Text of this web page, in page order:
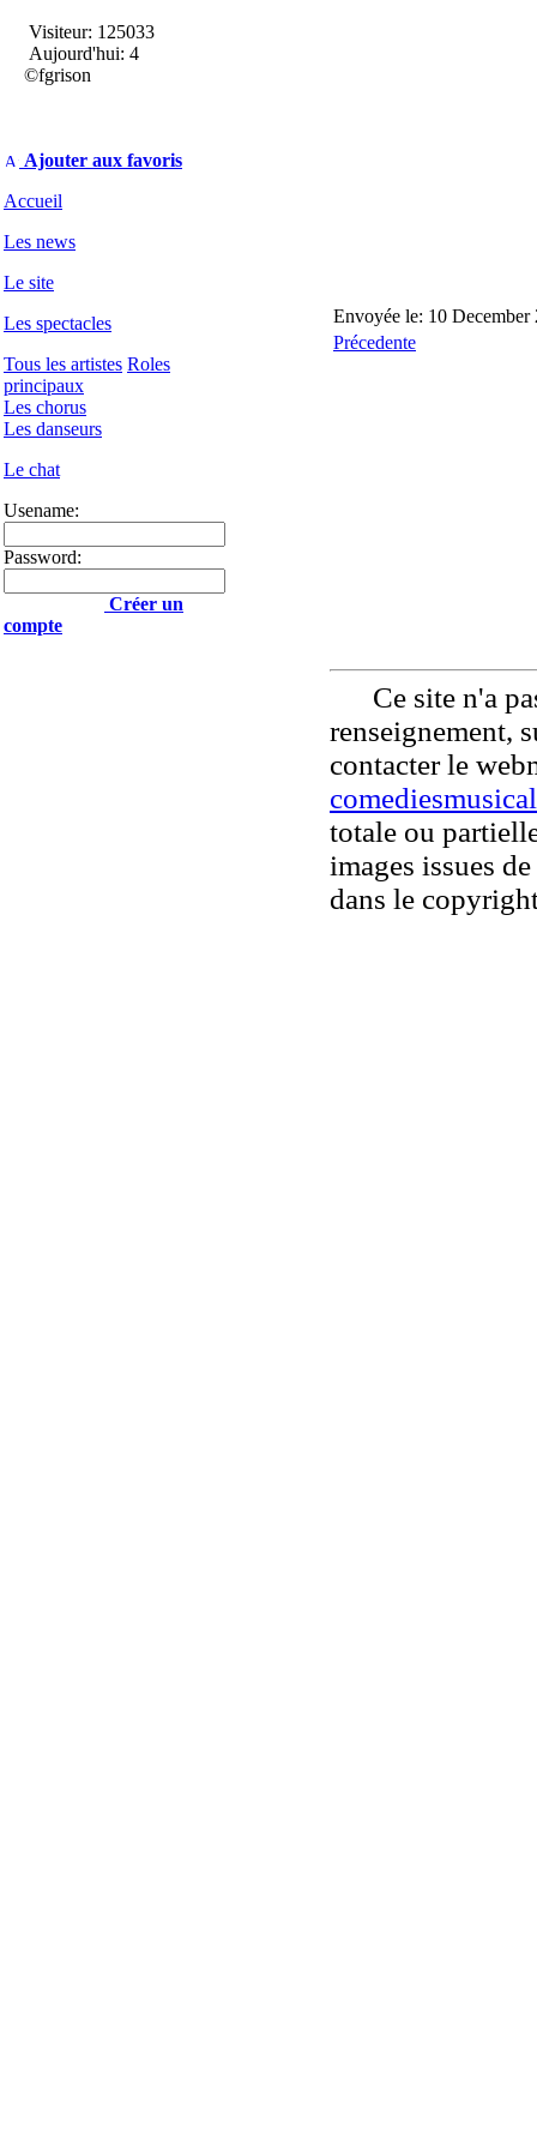
Visiteur: 125033
Aujourd'hui: 4
©fgrison
Ajouter aux favoris
Accueil
Les news
Le site
Les spectacles
Tous les artistes Roles
principaux
Les chorus
Les danseurs
Le chat
Usename:
Password:
Créer un
compte
Envoyée le: 10
Précedente
Ce site n'a
renseignement,
contacter le
totale ou
images issues
dans le